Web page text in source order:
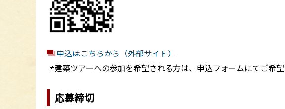
申込はこちらから（外部サイト）
📌建築ツアーへの参加を希望される方は、申込フォームにてご希
応募締切